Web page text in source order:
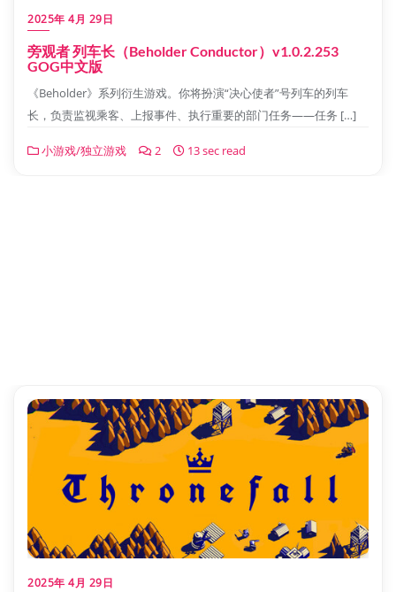
2025年 4月 29日
旁观者 列车长（Beholder Conductor）v1.0.2.253
GOG中文版
《Beholder》系列衍生游戏。你将扮演“决心使者”号列车的列车
长，负责监视乘客、上报事件、执行重要的部门任务——任务 […]
小游戏/独立游戏 2 13 sec read
2025年 4月 29日